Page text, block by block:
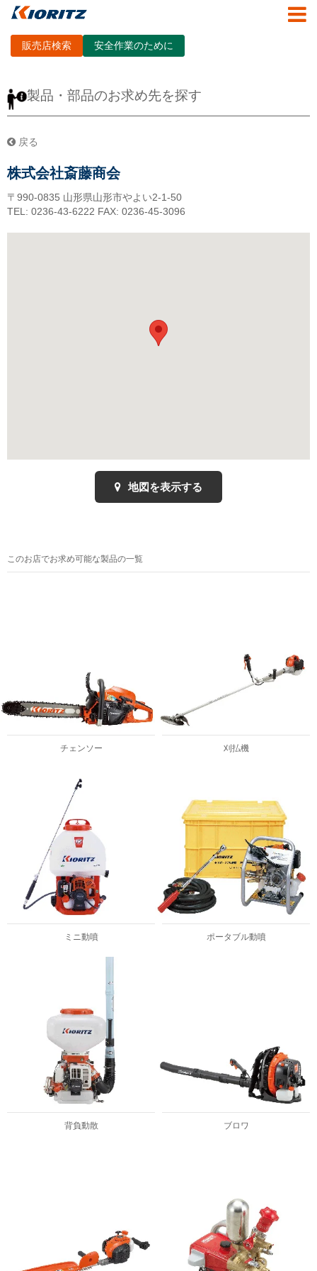
販売店検索 安全作業のために
製品・部品のお求め先を探す
戻る
株式会社斎藤商会
〒990-0835 山形県山形市やよい2-1-50
TEL: 0236-43-6222 FAX: 0236-45-3096
地図を表示する
このお店でお求め可能な製品の一覧
チェンソー 刈払機
ミニ動噴 ポータブル動噴
背負動散 ブロワ